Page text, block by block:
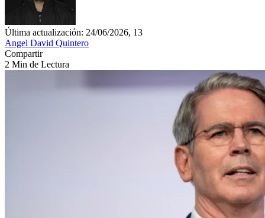
Última actualización: 24/06/2026, 13
Angel David Quintero
Compartir
2 Min de Lectura